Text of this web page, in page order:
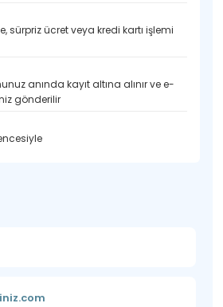
sürpriz ücret veya kredi kartı işlemi
anında kayıt altına alınır ve e-
gönderilir